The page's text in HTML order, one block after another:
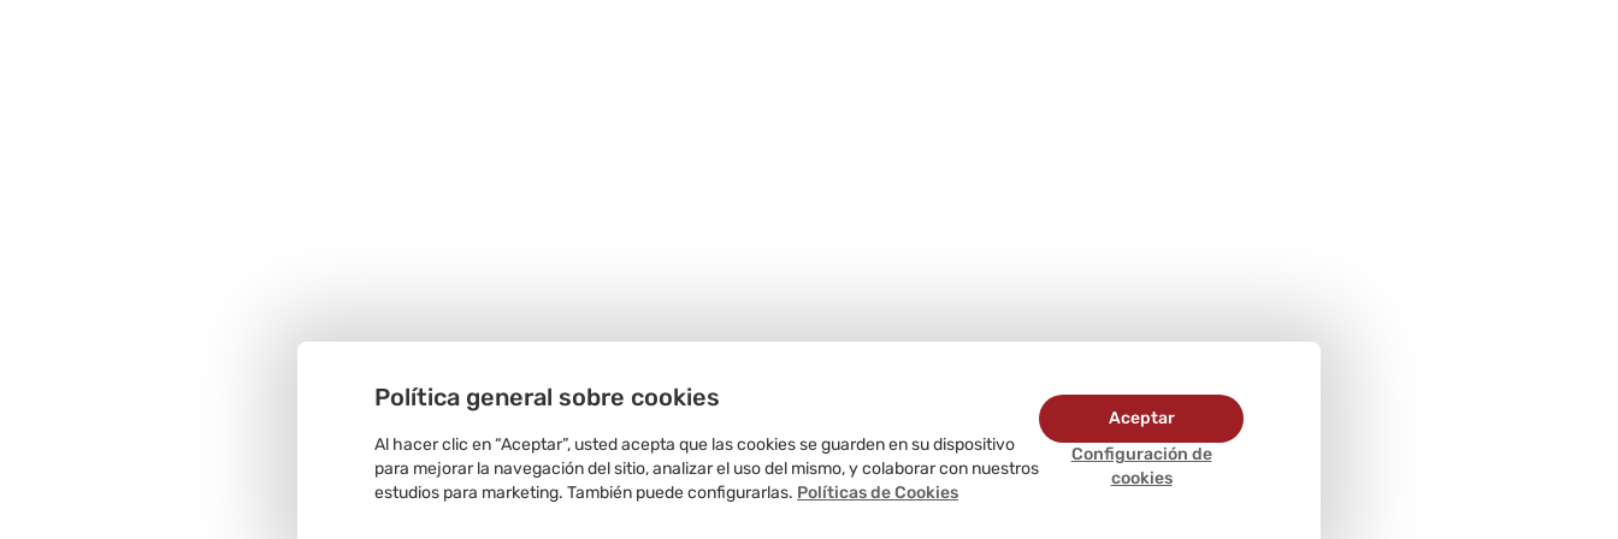
Política general sobre cookies
Al hacer clic en “Aceptar”, usted acepta que las cookies se guarden en su dispositivo
para mejorar la navegación del sitio, analizar el uso del mismo, y colaborar con nuestros
estudios para marketing. También puede configurarlas. Políticas de Cookies
Configuración de
cookies
Aceptar